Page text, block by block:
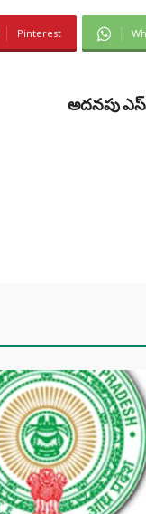
Pinterest
అదనపు